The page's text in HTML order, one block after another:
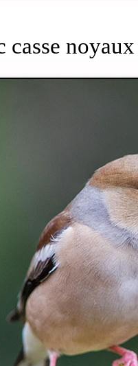
casse